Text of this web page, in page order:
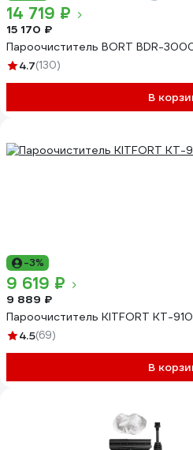
14 719 ₽
15 170 ₽
Пароочиститель BORT BDR-
4.7(130)
В
-3%
9 619 ₽
9 889 ₽
Пароочиститель KITFORT КТ-
4.5(69)
В